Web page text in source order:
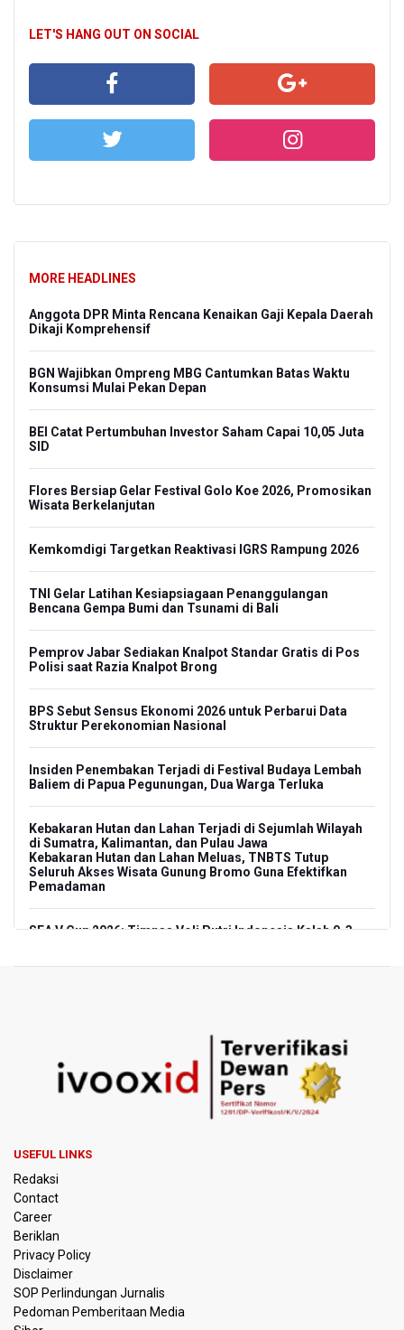
LET'S HANG OUT ON SOCIAL
MORE HEADLINES
Anggota DPR Minta Rencana Kenaikan Gaji Kepala Daerah
Dikaji Komprehensif
BGN Wajibkan Ompreng MBG Cantumkan Batas Waktu
Konsumsi Mulai Pekan Depan
BEI Catat Pertumbuhan Investor Saham Capai 10,05 Juta
SID
Flores Bersiap Gelar Festival Golo Koe 2026, Promosikan
Wisata Berkelanjutan
Kemkomdigi Targetkan Reaktivasi IGRS Rampung 2026
TNI Gelar Latihan Kesiapsiagaan Penanggulangan
Bencana Gempa Bumi dan Tsunami di Bali
Pemprov Jabar Sediakan Knalpot Standar Gratis di Pos
Polisi saat Razia Knalpot Brong
BPS Sebut Sensus Ekonomi 2026 untuk Perbarui Data
Struktur Perekonomian Nasional
Insiden Penembakan Terjadi di Festival Budaya Lembah
Baliem di Papua Pegunungan, Dua Warga Terluka
Kebakaran Hutan dan Lahan Terjadi di Sejumlah Wilayah
di Sumatra, Kalimantan, dan Pulau Jawa
Kebakaran Hutan dan Lahan Meluas, TNBTS Tutup
Seluruh Akses Wisata Gunung Bromo Guna Efektifkan
Pemadaman
SEA V Cup 2026: Timnas Voli Putri Indonesia Kalah 0-3
Pakar: Pengungkapan TPPU Eks Jampidsus Febrie
Adriansyah Harus Buktikan Pidana Asal
Tim 9 Kejagung Periksa Febrie Adransayah sebagai
Tersangka dan Saksi Terkait Kasus TPPU
Nasional
Kemarau Panjang, BNPB Minta Kalbar Tinjau Perda Bakar
Lahan
Kemensos Targetkan 150 Ribu Siswa Masuk Program
Sekolah Rakyat Tahun 2027
USEFUL LINKS
Redaksi
Contact
Career
Beriklan
Privacy Policy
Disclaimer
SOP Perlindungan Jurnalis
Pedoman Pemberitaan Media